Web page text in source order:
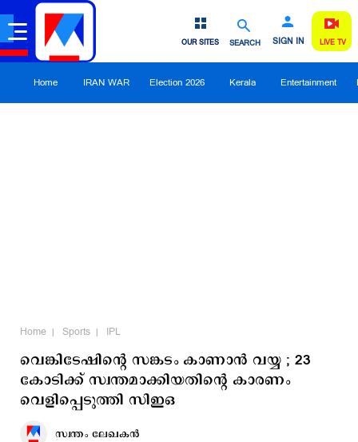
SEARCH SIGN IN
OUR SITES LIVE TV
Home IRAN WAR Election 2026 Kerala Entertainment
Home Sports IPL
വെങ്കിടേഷിന്റെ സങ്കടം കാണാന്‍ വയ്യ ; 23
കോടിക്ക് സ്വന്തമാക്കിയതിന്റെ കാരണം
വെളിപ്പെടുത്തി സിഇഒ
സ്വന്തം ലേഖകൻ